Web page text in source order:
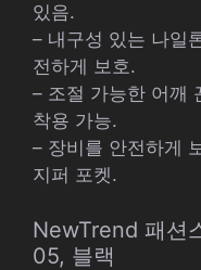
있음.
– 내구성 있는 나일
전하게 보호.
– 조절 가능한 어깨
착용 가능.
– 장비를 안전하게
지퍼 포켓.
NewTrend 패션
05, 블랙